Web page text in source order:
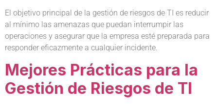
El objetivo principal de la gestión de riesgos de TI es reducir
al mínimo las amenazas que puedan interrumpir las
operaciones y asegurar que la empresa esté preparada para
responder eficazmente a cualquier incidente.
Mejores Prácticas para la
Gestión de Riesgos de TI